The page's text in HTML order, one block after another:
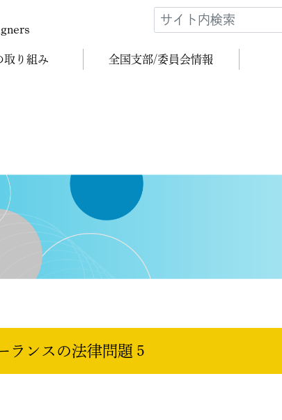
取り組み 全国支部/委員会情報
ランスの法律問題５